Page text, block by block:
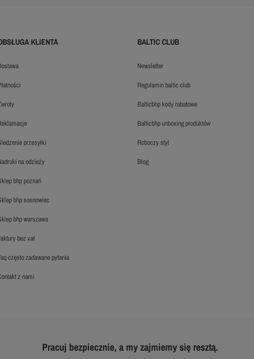
KLIENTA
dostawa
płatności
zwroty
reklamacje
śledzenie przesyłki
nadruki na odzieży
sklep bhp poznań
sklep bhp sosnowiec
sklep bhp warszawa
faktury bez vat
faq często zadawane pytania
kontakt z nami
BALTIC CLUB
newsletter
regulamin baltic club
balticbhp kody rabatowe
balticbhp unboxing produktów
roboczy styl
blog
Pracuj bezpiecznie, a my zajmiemy się resztą.